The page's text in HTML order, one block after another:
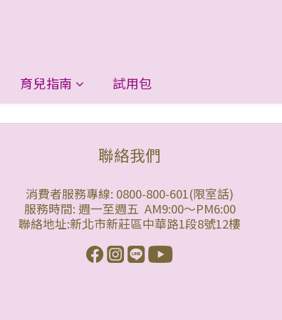
育兒指南 試用包
聯絡我們
消費者服務專線: 0800-800-601(限室話)
服務時間: 週一至週五 AM9:00～PM6:00
聯絡地址:新北市新莊區中華路1段8號12樓